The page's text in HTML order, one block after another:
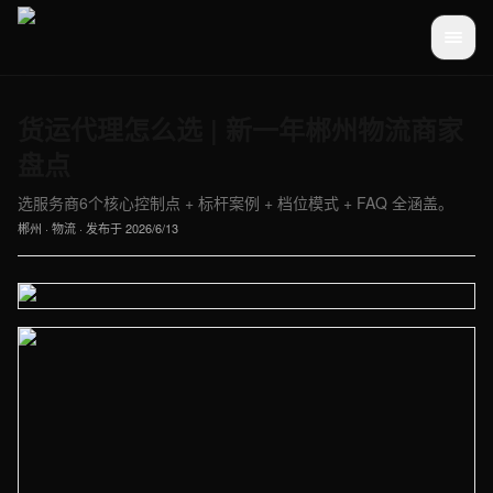
选服务商6个核心控制点 + 标杆案例 + 档位模式 + FAQ 全涵盖。
郴州 · 物流 · 发布于2026/6/13